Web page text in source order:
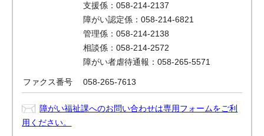
支援係：058-214-2137
障がい認定係：058-214-6821
管理係：058-214-2138
相談係：058-214-2572
障がい者虐待通報：058-265-5571
ファクス番号 058-265-7613
障がい福祉課へのお問い合わせは専用フォームをご利
用ください。